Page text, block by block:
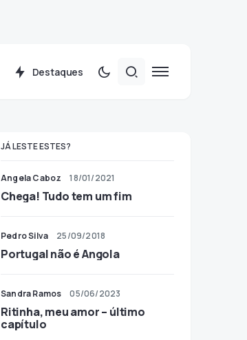
Destaques
JÁ LESTE ESTES?
Angela Caboz 18/01/2021
Chega! Tudo tem um fim
Pedro Silva 25/09/2018
Portugal não é Angola
Sandra Ramos 05/06/2023
Ritinha, meu amor – último
capítulo